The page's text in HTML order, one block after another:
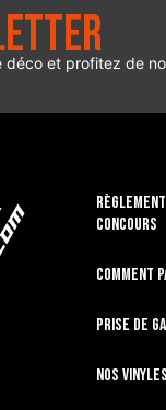
déco et profitez de
CONCOURS
Comment
Prise de
Nos